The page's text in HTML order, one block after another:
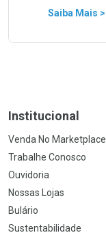
Saiba Mais >
Institucional
Venda No Marketplace
Trabalhe Conosco
Ouvidoria
Nossas Lojas
Bulário
Sustentabilidade